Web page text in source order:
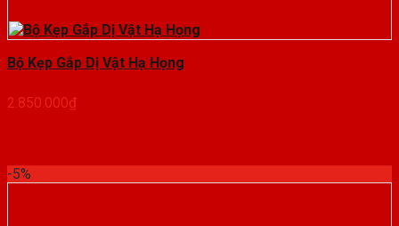
Bộ Kẹp Gắp Dị Vật Hạ Họng
2.850.000₫
-5%